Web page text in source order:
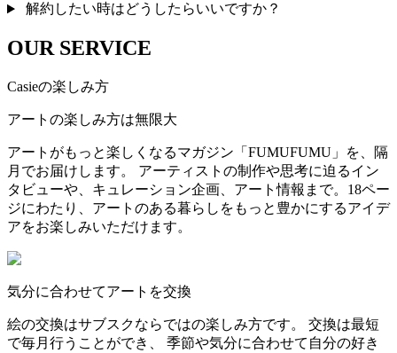
解約したい時はどうしたらいいですか？
OUR SERVICE
Casieの楽しみ方
アートの楽しみ方は無限大
アートがもっと楽しくなるマガジン「FUMUFUMU」を、隔
月でお届けします。 アーティストの制作や思考に迫るイン
タビューや、キュレーション企画、アート情報まで。18ペー
ジにわたり、アートのある暮らしをもっと豊かにするアイデ
アをお楽しみいただけます。
気分に合わせてアートを交換
絵の交換はサブスクならではの楽しみ方です。 交換は最短
で毎月行うことができ、 季節や気分に合わせて自分の好き